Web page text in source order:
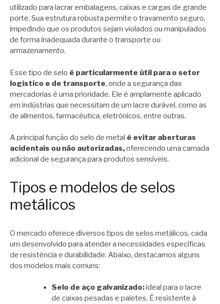
utilizado para lacrar embalagens, caixas e cargas de grande
porte. Sua estrutura robusta permite o travamento seguro,
impedindo que os produtos sejam violados ou manipulados
de forma inadequada durante o transporte ou
armazenamento.
Esse tipo de selo é particularmente útil para o setor
logístico e de transporte, onde a segurança das
mercadorias é uma prioridade. Ele é amplamente aplicado
em indústrias que necessitam de um lacre durável, como as
de alimentos, farmacêutica, eletrônicos, entre outras.
A principal função do selo de metal é evitar aberturas
acidentais ou não autorizadas,oferecendo uma camada
adicional de segurança para produtos sensíveis.
Tipos e modelos de selos
metálicos
O mercado oferece diversos tipos de selos metálicos, cada
um desenvolvido para atender a necessidades específicas
de resistência e durabilidade. Abaixo, destacamos alguns
dos modelos mais comuns:
Selo de aço galvanizado:ideal para o lacre
de caixas pesadas e paletes. É resistente à